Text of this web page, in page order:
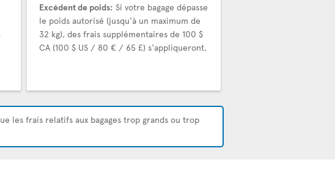
Excédent de poids: Si votre bagage dépasse
le poids autorisé (jusqu'à un maximum de
32 kg), des frais supplémentaires de 100 $
CA (100 $ US / 80 € / 65 £) s'appliqueront.
les frais relatifs aux bagages trop grands ou trop